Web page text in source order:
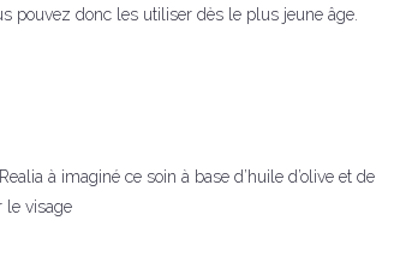
pouvez donc les utiliser dès le plus jeune âge.
à imaginé ce soin à base d’huile d’olive et de
le visage